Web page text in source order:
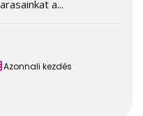
a...
Azonnali kezdés